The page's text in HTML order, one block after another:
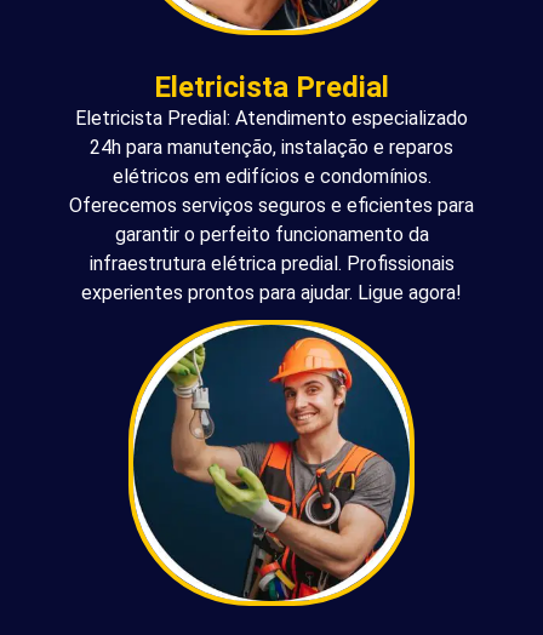
Eletricista Predial
Eletricista Predial: Atendimento especializado
24h para manutenção, instalação e reparos
elétricos em edifícios e condomínios.
Oferecemos serviços seguros e eficientes para
garantir o perfeito funcionamento da
infraestrutura elétrica predial. Profissionais
experientes prontos para ajudar. Ligue agora!